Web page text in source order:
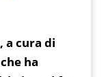
di
a cura di
ha